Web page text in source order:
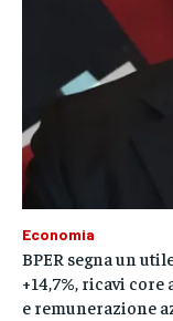
Economia
BPER segna un
+14,7%, ricavi core
e remunerazione